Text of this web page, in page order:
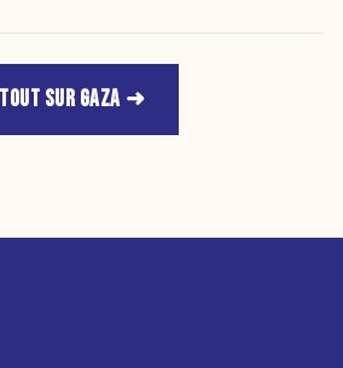
TOUT SUR GAZA